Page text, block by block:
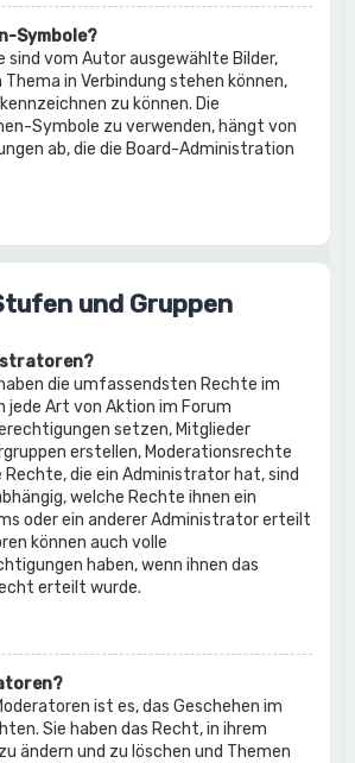
Symbole?
sind vom Autor ausgewählte Bilder,
in Verbindung stehen können,
zu können. Die
Symbole zu verwenden, hängt von
ab, die die Board-Administration
und Gruppen
die umfassendsten Rechte im
jede Art von Aktion im Forum
setzen, Mitglieder
erstellen, Moderationsrechte
Rechte, die ein Administrator hat, sind
welche Rechte ihnen ein
oder ein anderer Administrator erteilt
können auch volle
haben, wenn ihnen das
erteilt wurde.
ist es, das Geschehen im
Sie haben das Recht, in ihrem
ändern und zu löschen und Themen